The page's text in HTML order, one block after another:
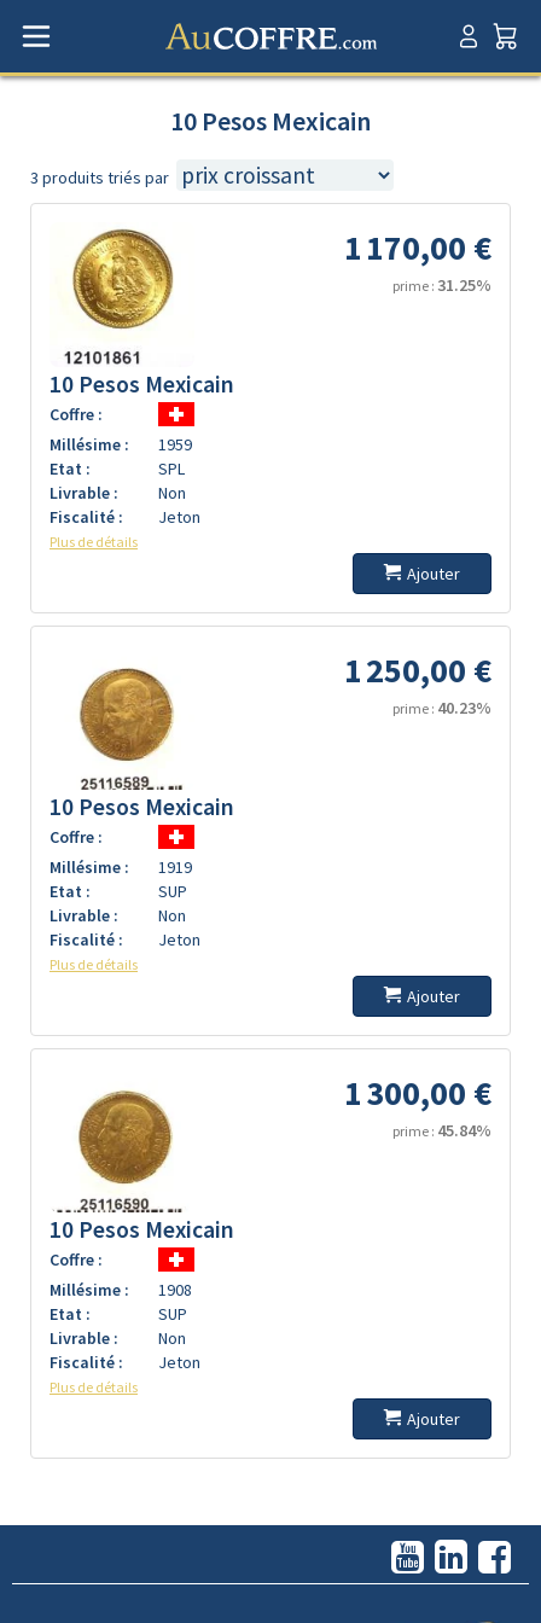
10 Pesos Mexicain
3 produits triés par
1 170,00 €
prime : 31.25%
10 Pesos Mexicain
Coffre :
Millésime :
1959
Etat :
SPL
Livrable :
Non
Fiscalité :
Jeton
Plus de détails
Ajouter
1 250,00 €
prime : 40.23%
10 Pesos Mexicain
Coffre :
Millésime :
1919
Etat :
SUP
Livrable :
Non
Fiscalité :
Jeton
Plus de détails
Ajouter
1 300,00 €
prime : 45.84%
10 Pesos Mexicain
Coffre :
Millésime :
1908
Etat :
SUP
Livrable :
Non
Fiscalité :
Jeton
Plus de détails
Ajouter